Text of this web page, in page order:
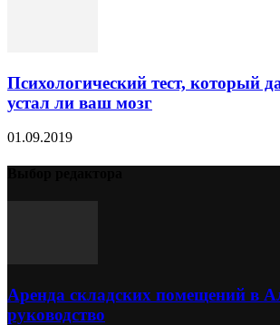
Психологический тест, который
устал ли ваш мозг
01.09.2019
Аренда складских помещений в
руководство